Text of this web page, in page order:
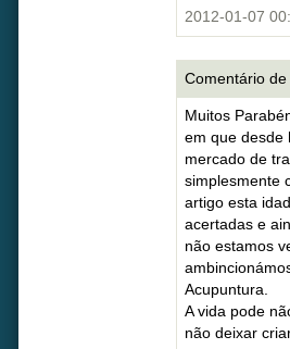
2012-01-07
Comentário de
Muitos
em que desde
mercado de
simplesmente
artigo esta
acertadas e
não estamos
Acupuntura.
A vida pode
não deixar